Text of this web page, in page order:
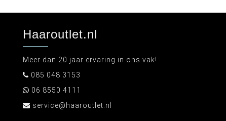
Haaroutlet.nl
Meer dan 20 jaar ervaring in ons vak!
085 048 3153
06 8550 4111
service@haaroutlet.nl